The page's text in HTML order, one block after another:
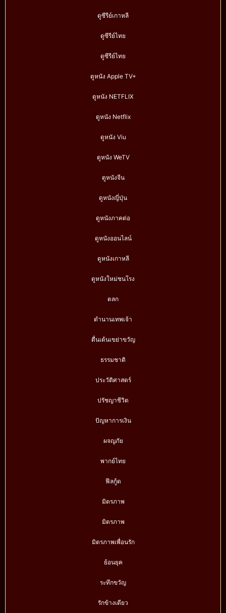
ดูซีรีย์เกาหลี
ดูซีรีย์ไทย
ดูซีรีย์ไทย
ดูหนัง Apple TV+
ดูหนัง NETFLIX
ดูหนัง Netflix
ดูหนัง Viu
ดูหนัง WeTV
ดูหนังจีน
ดูหนังญี่ปุ่น
ดูหนังภาคต่อ
ดูหนังออนไลน์
ดูหนังเกาหลี
ดูหนังใหม่ชนโรง
ตลก
ตำนานเทพเจ้า
ตื่นเต้นเขย่าขวัญ
ธรรมชาติ
ประวัติศาสตร์
ปรัชญาชีวิต
ปัญหาการเงิน
ผจญภัย
พากย์ไทย
ฟีลกู้ด
มิตรภาพ
มิตรภาพ
มิตรภาพเพื่อนรัก
ย้อนยุค
ระทึกขวัญ
รักข้างเดียว